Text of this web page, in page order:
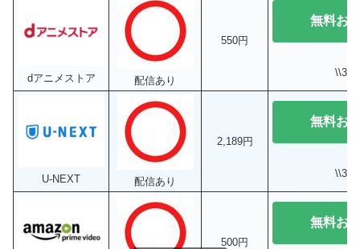
dアニメストア 配信あり
550円
無料お
\\31
U-NEXT 配信あり
2,189円
無料お
\\31
500円
無料お